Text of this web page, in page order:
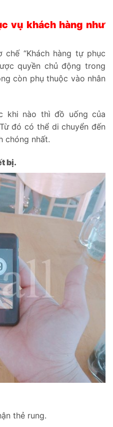
vụ khách hàng như
“Khách hàng tự phục
quyền chủ động trong
còn phụ thuộc vào nhân
khi nào thì đồ uống của
đó có thể di chuyển đến
chóng nhất.
bị.
thẻ rung.